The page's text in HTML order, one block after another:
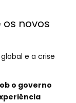
novos
e a crise
o governo